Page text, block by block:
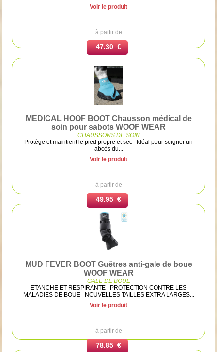
Voir le produit
à partir de
47.30 €
MEDICAL HOOF BOOT Chausson médical de
soin pour sabots WOOF WEAR
CHAUSSONS DE SOIN
Protège et maintient le pied propre et sec Idéal pour soigner un
abcès du...
Voir le produit
à partir de
49.95 €
MUD FEVER BOOT Guêtres anti-gale de boue
WOOF WEAR
GALE DE BOUE
ETANCHE ET RESPIRANTE PROTECTION CONTRE LES
MALADIES DE BOUE NOUVELLES TAILLES EXTRA LARGES...
Voir le produit
à partir de
78.85 €